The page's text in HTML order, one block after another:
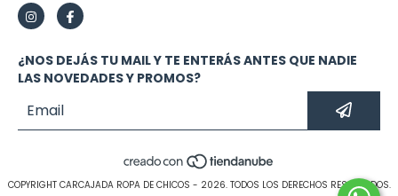
¿NOS DEJÁS TU MAIL Y TE ENTERÁS ANTES QUE NADIE
LAS NOVEDADES Y PROMOS?
COPYRIGHT CARCAJADA ROPA DE CHICOS - 2026. TODOS LOS DERECHOS RESERVADOS.